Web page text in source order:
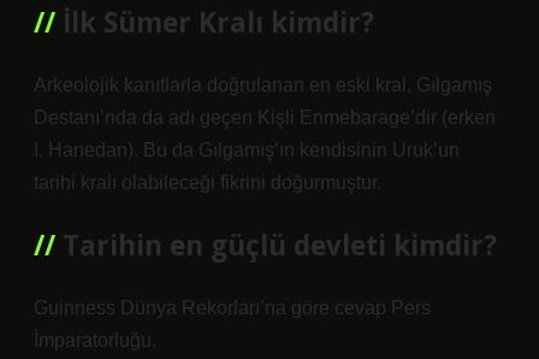
İlk Sümer Kralı kimdir?
Arkeolojik kanıtlarla doğrulanan en eski kral, Gılgamış
Destanı’nda da adı geçen Kişli Enmebarage’dir (erken
I. Hanedan). Bu da Gılgamış’ın kendisinin Uruk’un
tarihi kralı olabileceği fikrini doğurmuştur.
Tarihin en güçlü devleti kimdir?
Guinness Dünya Rekorları’na göre cevap Pers
İmparatorluğu.